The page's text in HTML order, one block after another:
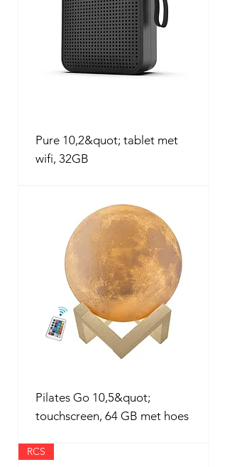
Pure 10,2&quot; tablet met
wifi, 32GB
Pilates Go 10,5&quot;
touchscreen, 64 GB met hoes
RCS